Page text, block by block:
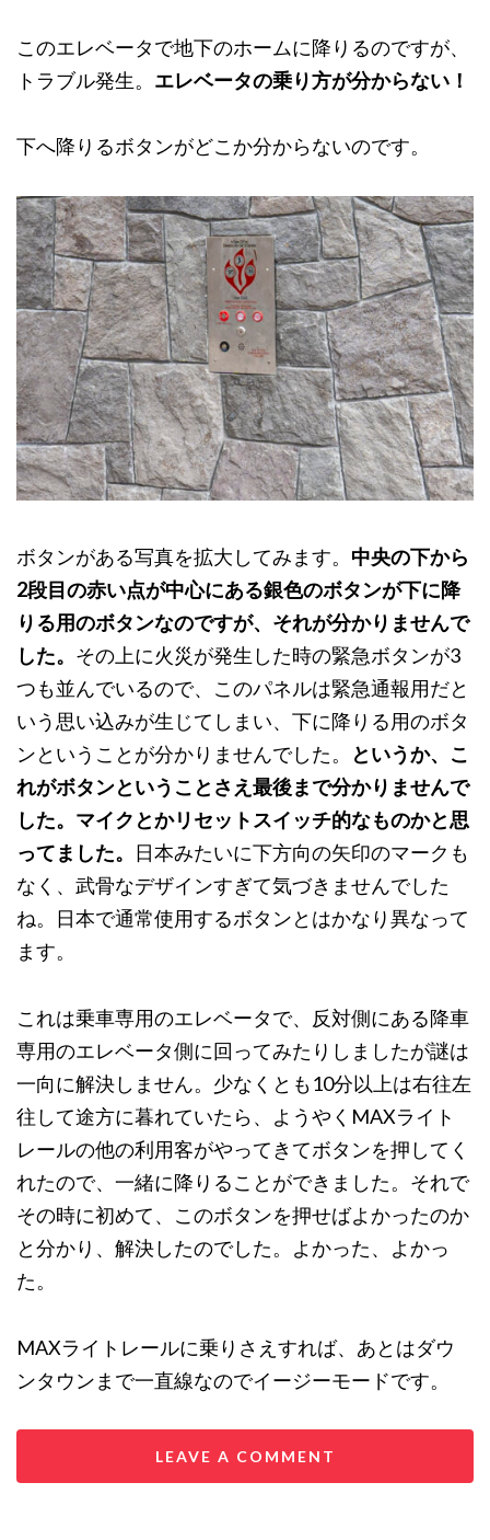
このエレベータで地下のホームに降りるのですが、
トラブル発生。 エレベータの乗り方が分からない！
下へ降りるボタンがどこか分からないのです。
ボタンがある写真を拡大してみます。 中央の下から
2段目の赤い点が中心にある銀色のボタンが下に降
りる用のボタンなのですが、それが分かりませんで
した。 その上に火災が発生した時の緊急ボタンが3
つも並んでいるので、このパネルは緊急通報用だと
いう思い込みが生じてしまい、下に降りる用のボタ
ンということが分かりませんでした。
というか、こ
れがボタンということさえ最後まで分かりませんで
した。マイクとかリセットスイッチ的なものかと思
ってました。 日本みたいに下方向の矢印のマークも
なく、武骨なデザインすぎて気づきませんでした
ね。日本で通常使用するボタンとはかなり異なって
ます。
これは乗車専用のエレベータで、反対側にある降車
専用のエレベータ側に回ってみたりしましたが謎は
一向に解決しません。少なくとも10分以上は右往左
往して途方に暮れていたら、ようやくMAXライト
レールの他の利用客がやってきてボタンを押してく
れたので、一緒に降りることができました。それで
その時に初めて、このボタンを押せばよかったのか
と分かり、解決したのでした。よかった、よかっ
た。
MAXライトレールに乗りさえすれば、あとはダウ
ンタウンまで一直線なのでイージーモードです。
LEAVE A COMMENT